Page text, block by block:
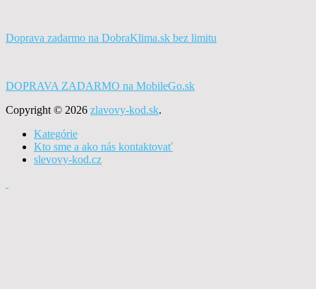
Doprava zadarmo na DobraKlima.sk bez limitu
DOPRAVA ZADARMO na MobileGo.sk
Copyright © 2026 zlavovy-kod.sk.
Kategórie
Kto sme a ako nás kontaktovať
slevovy-kod.cz